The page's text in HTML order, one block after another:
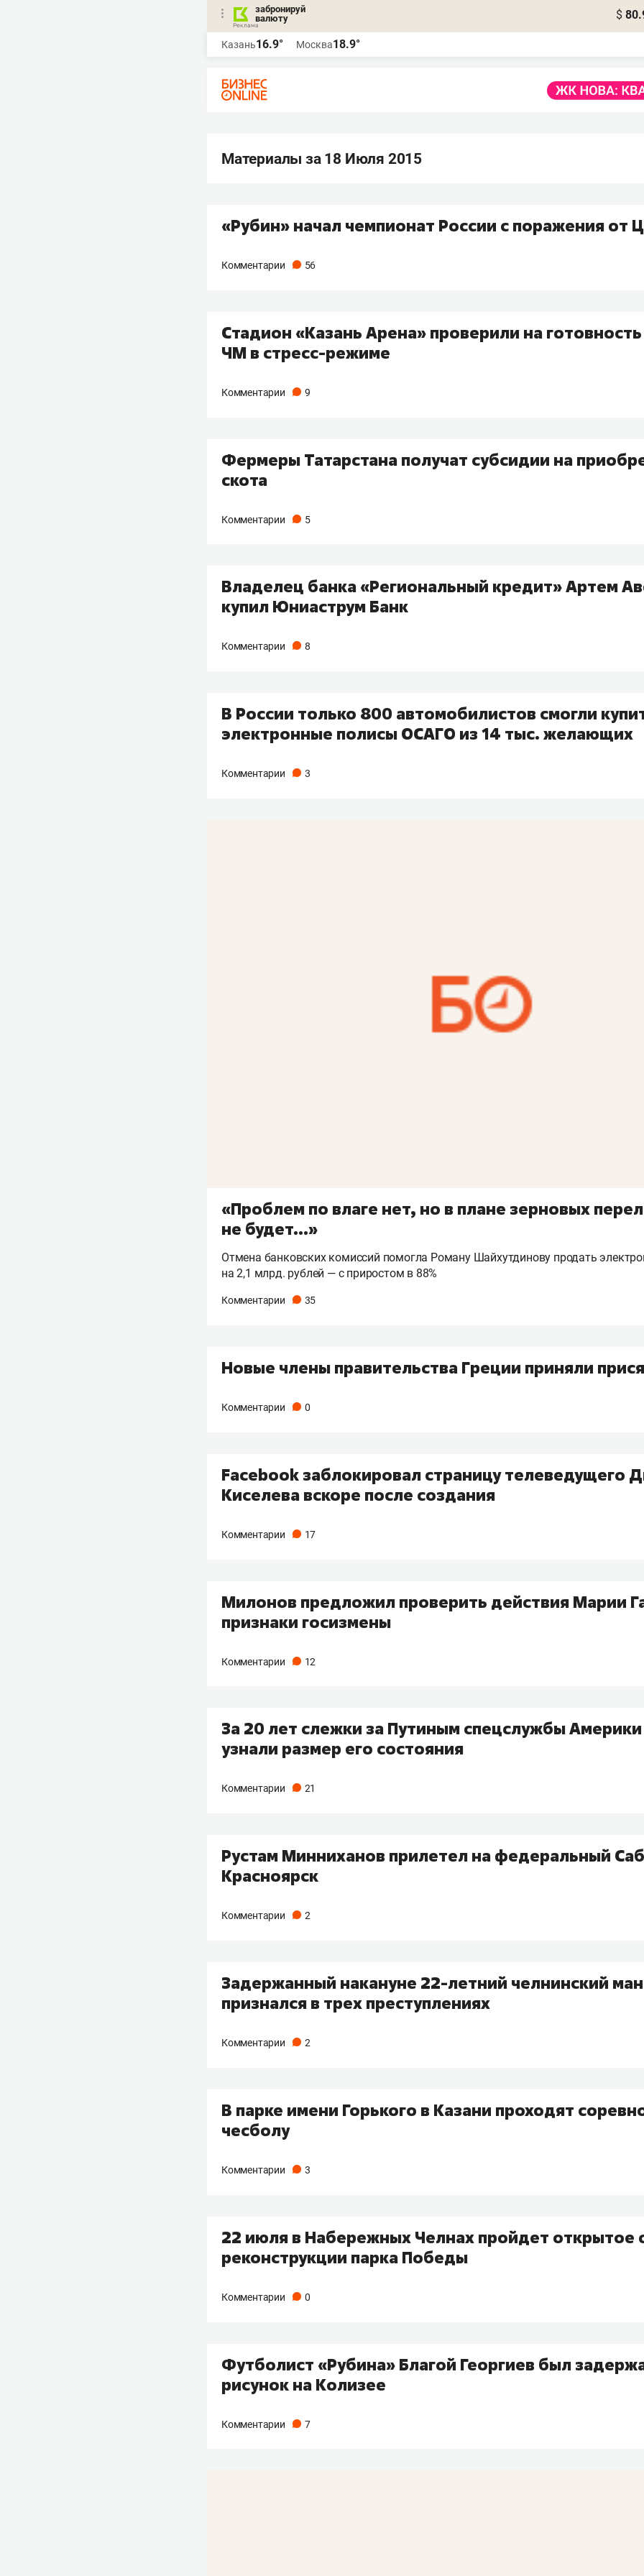
забронируй
валюту
$
Казань16.9° Москва18.9°
Материалы за 18 Июля 2015
«Рубин» начал чемпионат России с поражения от
Комментарии 56
Стадион «Казань Арена» проверили на
ЧМ в стресс-режиме
Комментарии 9
Фермеры Татарстана получат субсидии на
скота
Комментарии 5
Владелец банка «Региональный кредит» Артем
купил Юниаструм Банк
Комментарии 8
В России только 800 автомобилистов смогли
электронные полисы ОСАГО из 14 тыс. желающих
Комментарии 3
«Проблем по влаге нет, но в плане зерновых
не будет...»
Отмена банковских комиссий помогла Роману Шайхутдинову продать
на 2,1 млрд. рублей — с приростом в 88%
Комментарии 35
Новые члены правительства Греции приняли
Комментарии 0
Facebook заблокировал страницу телеведущего
Киселева вскоре после создания
Комментарии 17
Милонов предложил проверить действия Марии
признаки госизмены
Комментарии 12
За 20 лет слежки за Путиным спецслужбы Америки
узнали размер его состояния
Комментарии 21
Рустам Минниханов прилетел на федеральный
Красноярск
Комментарии 2
Задержанный накануне 22-летний челнинский
признался в трех преступлениях
Комментарии 2
В парке имени Горького в Казани проходят
чесболу
Комментарии 3
22 июля в Набережных Челнах пройдет открытое
реконструкции парка Победы
Комментарии 0
Футболист «Рубина» Благой Георгиев был
рисунок на Колизее
Комментарии 7